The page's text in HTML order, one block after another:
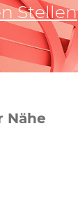
Stellen
Nähe